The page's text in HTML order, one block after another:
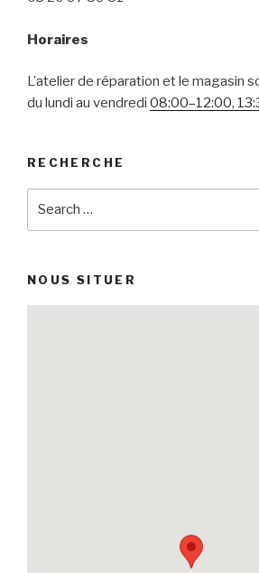
Horaires
L’atelier de réparation et le magasin
du lundi au vendredi 08:00–12:00,
RECHERCHE
NOUS SITUER